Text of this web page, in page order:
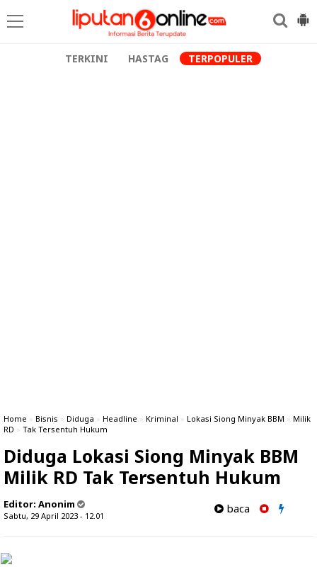
TERKINI HASTAG TERPOPULER
Home » Bisnis » Diduga » Headline » Kriminal » Lokasi Siong Minyak BBM » Milik
RD » Tak Tersentuh Hukum
Diduga Lokasi Siong Minyak BBM
Milik RD Tak Tersentuh Hukum
Editor: Anonim
Sabtu, 29 April 2023 - 12.01
baca